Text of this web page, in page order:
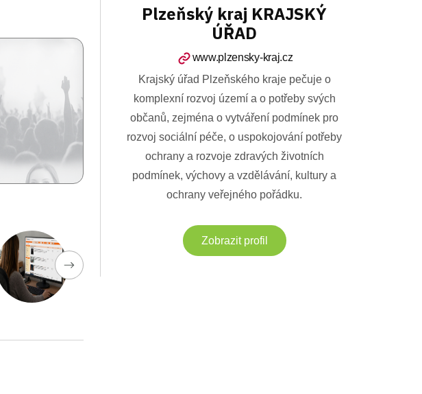
Plzeňský kraj KRAJSKÝ
ÚŘAD
www.plzensky-kraj.cz
Krajský úřad Plzeňského kraje pečuje o
komplexní rozvoj území a o potřeby svých
občanů, zejména o vytváření podmínek pro
rozvoj sociální péče, o uspokojování potřeby
ochrany a rozvoje zdravých životních
podmínek, výchovy a vzdělávání, kultury a
ochrany veřejného pořádku.
Zobrazit profil